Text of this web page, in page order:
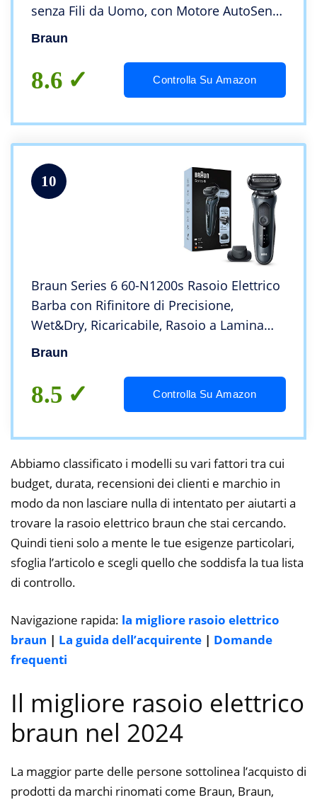
senza Fili da Uomo, con Motore AutoSense
e Rifinitore di Precisione Estraibile,
Braun
8.6 Controlla Su Amazon
10
Braun Series 6 60-N1200s Rasoio Elettrico
Barba con Rifinitore di Precisione,
Wet&Dry, Ricaricabile, Rasoio a Lamina
senza Fili, Grigio, Idea Regalo San
Braun
8.5 Controlla Su Amazon
Abbiamo classificato i modelli su vari fattori tra cui
budget, durata, recensioni dei clienti e marchio in
modo da non lasciare nulla di intentato per aiutarti a
trovare la rasoio elettrico braun che stai cercando.
Quindi tieni solo a mente le tue esigenze particolari,
sfoglia l’articolo e scegli quello che soddisfa la tua lista
di controllo.
Navigazione rapida: la migliore rasoio elettrico
braun | La guida dell’acquirente | Domande
frequenti
Il migliore rasoio elettrico
braun nel 2024
La maggior parte delle persone sottolinea l’acquisto di
prodotti da marchi rinomati come Braun, Braun,